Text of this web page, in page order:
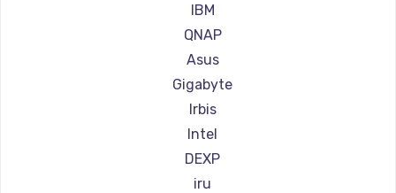
IBM
QNAP
Asus
Gigabyte
Irbis
Intel
DEXP
iru